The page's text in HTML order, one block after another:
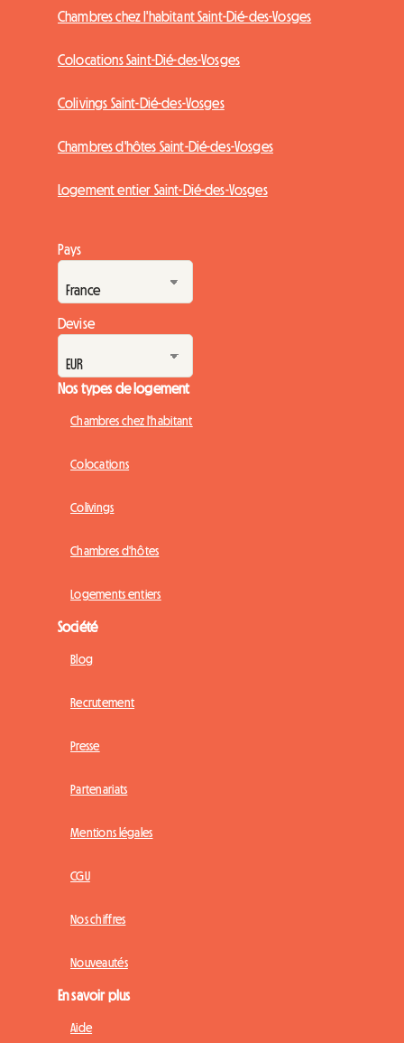
Chambres chez l'habitant Saint-Dié-des-Vosges
Colocations Saint-Dié-des-Vosges
Colivings Saint-Dié-des-Vosges
Chambres d'hôtes Saint-Dié-des-Vosges
Logement entier Saint-Dié-des-Vosges
Pays
Devise
Nos types de logement
Chambres chez l'habitant
Colocations
Colivings
Chambres d'hôtes
Logements entiers
Société
Blog
Recrutement
Presse
Partenariats
Mentions légales
CGU
Nos chiffres
Nouveautés
En savoir plus
Aide